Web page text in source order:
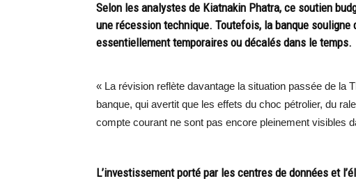
Selon les analystes de Kiatnakin Phatra, ce soutien
une récession technique. Toutefois, la banque
essentiellement temporaires ou décalés dans le temps.
« La révision reflète davantage la situation passée de la
banque, qui avertit que les effets du choc pétrolier, du
compte courant ne sont pas encore pleinement visibles
L’investissement porté par les centres de données et